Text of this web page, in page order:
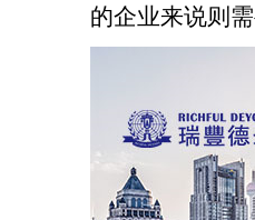
的企业来说则